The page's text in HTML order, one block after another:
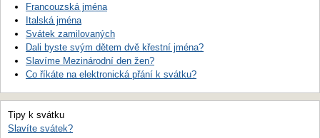
Francouzská jména
Italská jména
Svátek zamilovaných
Dali byste svým dětem dvě křestní jména?
Slavíme Mezinárodní den žen?
Co říkáte na elektronická přání k svátku?
Tipy k svátku
Slavíte svátek?